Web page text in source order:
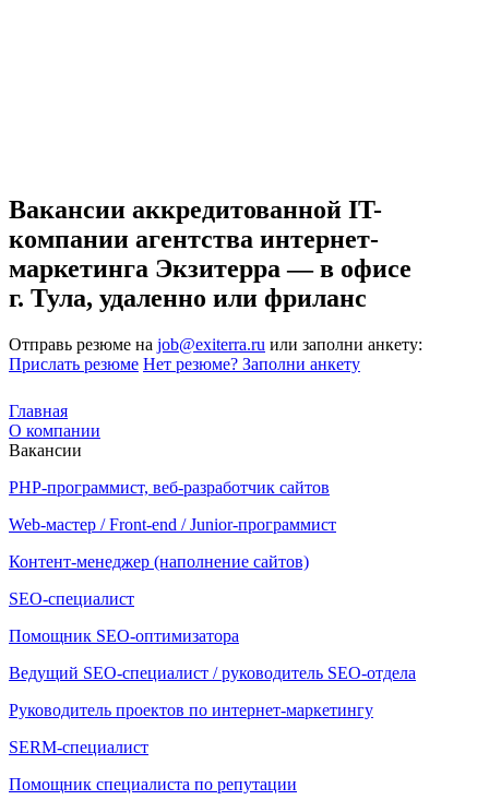
Вакансии аккредитованной IT-
компании агентства интернет-
маркетинга Экзитерра — в офисе
г. Тула, удаленно или фриланс
Отправь резюме на job@exiterra.ru или заполни анкету:
Прислать резюме Нет резюме? Заполни анкету
Главная
О компании
Вакансии
PHP-программист, веб-разработчик сайтов
Web-мастер / Front-end / Junior-программист
Контент-менеджер (наполнение сайтов)
SEO-специалист
Помощник SEO-оптимизатора
Ведущий SEO-специалист / руководитель SEO-отдела
Руководитель проектов по интернет-маркетингу
SERM-специалист
Помощник специалиста по репутации